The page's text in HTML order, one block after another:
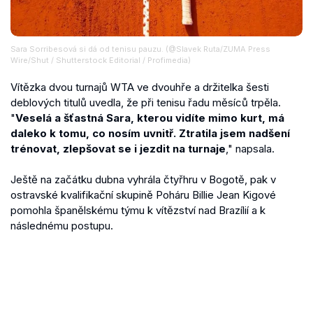
Sara Sorribesová si dá od tenisu pauzu. (@Slavek Ruta/ZUMA Press
Wire/Shut / Shutterstock Editorial / Profimedia)
Vítězka dvou turnajů WTA ve dvouhře a držitelka šesti
deblových titulů uvedla, že při tenisu řadu měsíců trpěla.
"Veselá a šťastná Sara, kterou vidíte mimo kurt, má
daleko k tomu, co nosím uvnitř. Ztratila jsem nadšení
trénovat, zlepšovat se i jezdit na turnaje," napsala.
Ještě na začátku dubna vyhrála čtyřhru v Bogotě, pak v
ostravské kvalifikační skupině Poháru Billie Jean Kigové
pomohla španělskému týmu k vítězství nad Brazílií a k
následnému postupu.